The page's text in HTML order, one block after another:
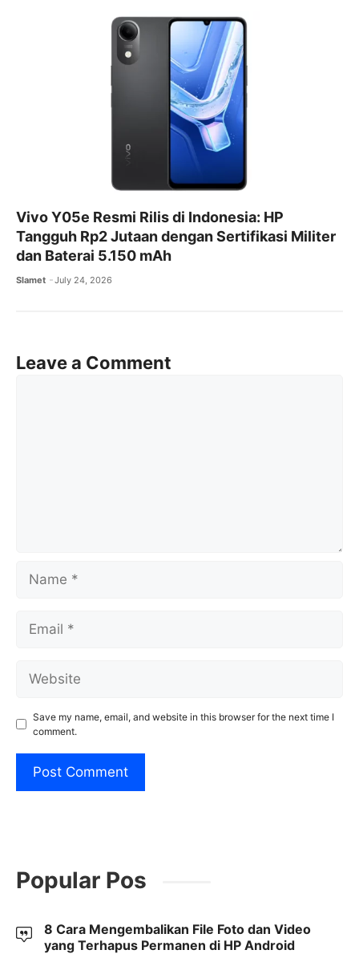
Vivo Y05e Resmi Rilis di Indonesia: HP
Tangguh Rp2 Jutaan dengan Sertifikasi Militer
dan Baterai 5.150 mAh
Slamet July 24, 2026
Leave a Comment
Save my name, email, and website in this browser for the next time I
comment.
Popular Pos
8 Cara Mengembalikan File Foto dan Video
yang Terhapus Permanen di HP Android